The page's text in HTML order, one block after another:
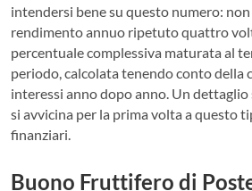
intendersi bene su questo numero:
rendimento annuo ripetuto quattro
percentuale complessiva maturata al
periodo, calcolata tenendo conto della
interessi anno dopo anno. Un dettaglio
si avvicina per la prima volta a questo
finanziari.
Buono Fruttifero di